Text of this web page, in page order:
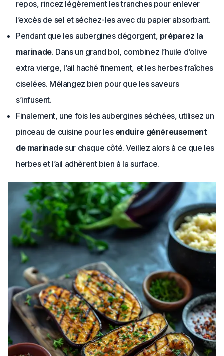
repos, rincez légèrement les tranches pour enlever
l’excès de sel et séchez-les avec du papier absorbant.
Pendant que les aubergines dégorgent, préparez la
marinade. Dans un grand bol, combinez l’huile d’olive
extra vierge, l’ail haché finement, et les herbes fraîches
ciselées. Mélangez bien pour que les saveurs
s’infusent.
Finalement, une fois les aubergines séchées, utilisez un
pinceau de cuisine pour les enduire généreusement
de marinadesur chaque côté. Veillez alors à ce que les
herbes et l’ail adhèrent bien à la surface.